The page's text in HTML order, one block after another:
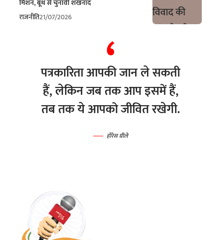
मिशन, बूथ से चुनावी शंखनाद
राजनीति21/07/2026
पत्रकारिता आपकी जान ले सकती
हैं, लेकिन जब तक आप इसमें हैं,
तब तक ये आपको जीवित रखेगी.
होरेस ग्रीले